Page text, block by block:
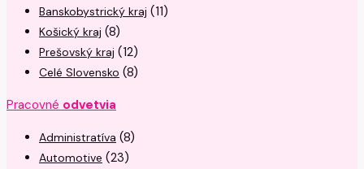
Banskobystrický kraj (11)
Košický kraj (8)
Prešovský kraj (12)
Celé Slovensko (8)
Pracovné odvetvia
Administratíva (8)
Automotive (23)